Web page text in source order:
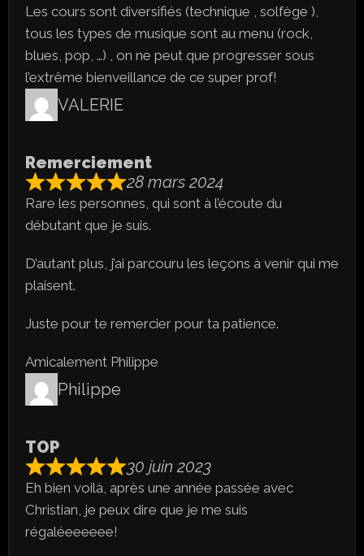
Les cours sont diversifiés (technique , solfège ),
tous les types de musique sont au menu (rock,
blues, pop, …) , on ne peut que progresser sous
l’extrême bienveillance de ce super prof!
VALERIE
Remerciement
28 mars 2024
Rare les personnes, qui sont à l’écoute du
débutant que je suis.
D’autant plus, j’ai parcouru les leçons à venir qui me
plaisent.
Juste pour te remercier pour ta patience.
Amicalement Philippe
Philippe
TOP
30 juin 2023
Eh bien voilà, après une année passée avec
Christian, je peux dire que je me suis
régaléeeeeee!